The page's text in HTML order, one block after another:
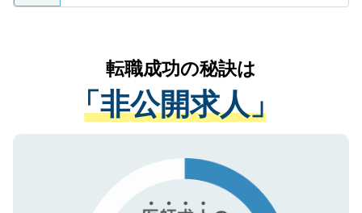
ているすべての個人データはご本人の許可
は、個人情報の取り扱いについての厳密な
管理基準を満たした事業者のみに付与され
る、プライバシーマークを取得済みです。
で、機密保持に関してもご安心ください。
かがいして、現在の医療機関の状況や紹介
経験をまじえながら、適切なアドバイスを
させていただきます。すぐにご転職をされ
ない方には、長期的なサポートが可能です
ので、まずはご登録ください。
転職成功の秘訣は
「非公開求人」